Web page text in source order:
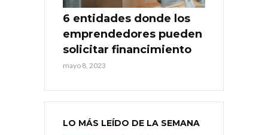
6 entidades donde los
emprendedores pueden
solicitar financimiento
mayo 8, 2023
LO MÁS LEÍDO DE LA SEMANA